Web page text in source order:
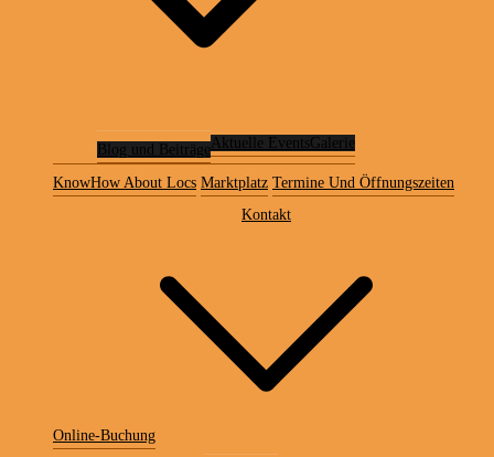
Blog und Beiträge Aktuelle EventsGalerie
KnowHow About Locs Marktplatz Termine Und Öffnungszeiten
Online-Buchung
Kontakt